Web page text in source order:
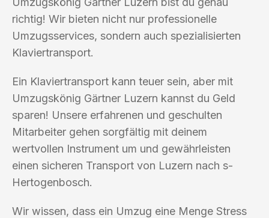
richtig! Wir bieten nicht nur professionelle
Umzugsservices, sondern auch spezialisierten
Klaviertransport.
Ein Klaviertransport kann teuer sein, aber mit
Umzugskönig Gärtner Luzern kannst du Geld
sparen! Unsere erfahrenen und geschulten
Mitarbeiter gehen sorgfältig mit deinem
wertvollen Instrument um und gewährleisten
einen sicheren Transport von Luzern nach s-
Hertogenbosch.
Wir wissen, dass ein Umzug eine Menge Stress